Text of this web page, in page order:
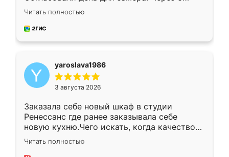
недели кухня была уже готова. Остались
довольны работой. Спасибо Ренессанс
мебель за качественную работу!
Читать полностью
yaroslava1986
3 августа 2026
Заказала себе новый шкаф в студии
Ренессанс где ранее заказывала себе
новую кухню.Чего искать, когда качеством
вполне довольна. Служит кухня уже почти
два года, нареканий нет.
Читать полностью